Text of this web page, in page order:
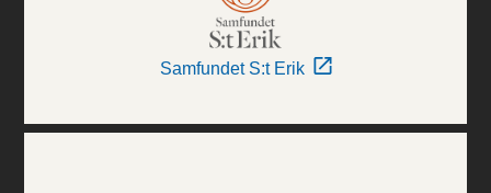
Samfundet S:t Erik